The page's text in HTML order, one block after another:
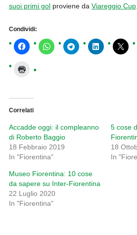
suoi primi golproviene da Viareggio Cup.
Condividi:
Correlati
Accadde oggi: il compleanno
di Roberto Baggio
18 Febbraio 2019
In "Fiorentina"
​5 cose
18
In
Museo Fiorentina: 10 cose
da sapere su Inter-Fiorentina
22 Luglio 2020
In "Fiorentina"